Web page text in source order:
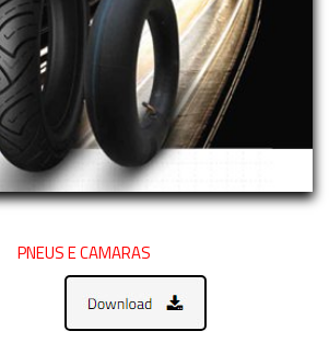
PNEUS E CAMARAS